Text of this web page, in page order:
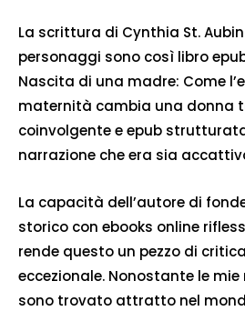
La scrittura di Cynthia St.
personaggi sono così libro
Nascita di una madre: Come
maternità cambia una donna
coinvolgente e epub
narrazione che era sia
La capacità dell’autore di
storico con ebooks online
rende questo un pezzo di
eccezionale. Nonostante le mie
sono trovato attratto nel